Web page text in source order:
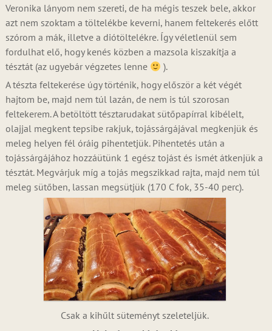
Veronika lányom nem szereti, de ha mégis teszek bele, akkor
azt nem szoktam a töltelékbe keverni, hanem feltekerés előtt
szórom a mák, illetve a diótöltelékre. Így véletlenül sem
fordulhat elő, hogy kenés közben a mazsola kiszakítja a
tésztát (az ugyebár végzetes lenne
).
A tészta feltekerése úgy történik, hogy először a két végét
hajtom be, majd nem túl lazán, de nem is túl szorosan
feltekerem. A betöltött tésztarudakat sütőpapírral kibélelt,
olajjal megkent tepsibe rakjuk, tojássárgájával megkenjük és
meleg helyen fél óráig pihentetjük. Pihentetés után a
tojássárgájához hozzáütünk 1 egész tojást és ismét átkenjük a
tésztát. Megvárjuk míg a tojás megszikkad rajta, majd nem túl
meleg sütőben, lassan megsütjük (170 C fok, 35-40 perc).
Csak a kihűlt süteményt szeleteljük.